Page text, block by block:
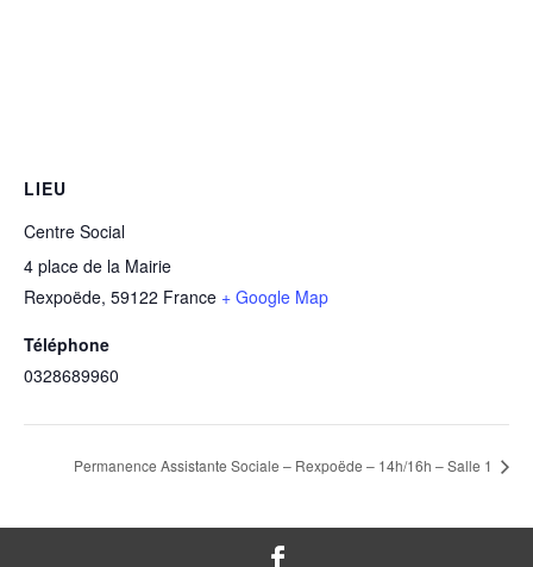
LIEU
Centre Social
4 place de la Mairie
Rexpoëde, 59122 France + Google Map
Téléphone
0328689960
Permanence Assistante Sociale – Rexpoëde – 14h/16h – Salle 1